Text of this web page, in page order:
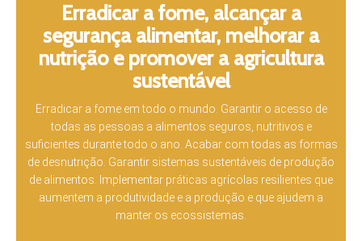
Erradicar a fome, alcançar a
segurança alimentar, melhorar a
nutrição e promover a agricultura
sustentável
Erradicar a fome em todo o mundo. Garantir o acesso de
todas as pessoas a alimentos seguros, nutritivos e
suficientes durante todo o ano. Acabar com todas as formas
de desnutrição. Garantir sistemas sustentáveis ​​de produção
de alimentos. Implementar práticas agrícolas resilientes que
aumentem a produtividade e a produção e que ajudem a
manter os ecossistemas.